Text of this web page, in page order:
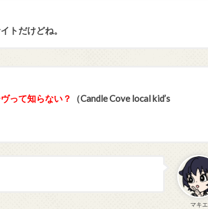
トだけどね。
って知らない？
（Candle Cove local kid’s
マキエ